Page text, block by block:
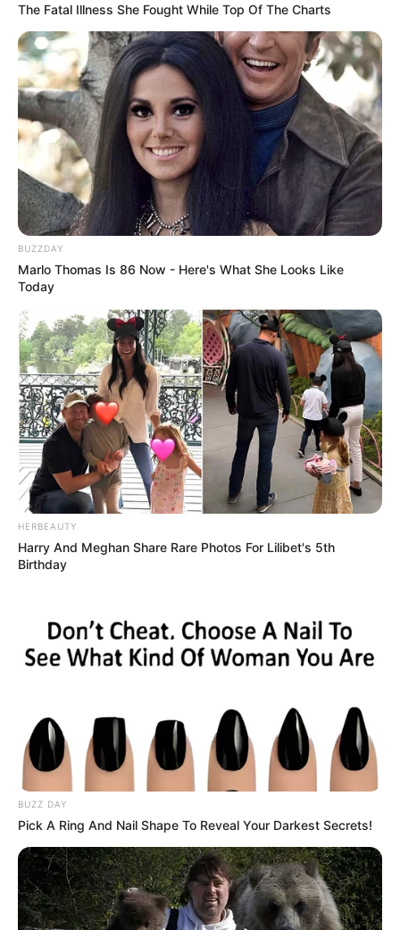
The Fatal Illness She Fought While Top Of The Charts
BUZZDAY
Marlo Thomas Is 86 Now - Here's What She Looks Like
Today
HERBEAUTY
Harry And Meghan Share Rare Photos For Lilibet's 5th
Birthday
BUZZ DAY
Pick A Ring And Nail Shape To Reveal Your Darkest Secrets!